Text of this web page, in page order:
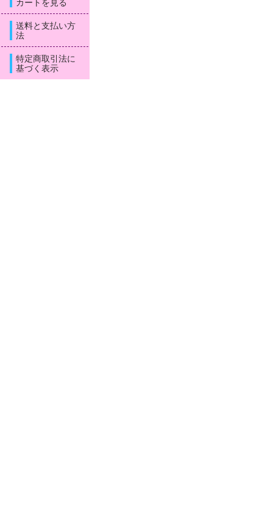
カートを見る
送料と支払い方
法
特定商取引法に
基づく表示